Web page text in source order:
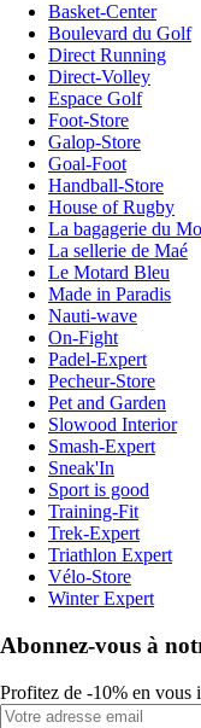
Basket-Center
Boulevard du Golf
Direct Running
Direct-Volley
Espace Golf
Foot-Store
Galop-Store
Goal-Foot
Handball-Store
House of Rugby
La bagagerie du
La sellerie de Maé
Le Motard Bleu
Made in Paradis
Nauti-wave
On-Fight
Padel-Expert
Pecheur-Store
Pet and Garden
Slowood Interior
Smash-Expert
Sneak'In
Sport is good
Training-Fit
Trek-Expert
Triathlon Expert
Vélo-Store
Winter Expert
Abonnez-vous à
Profitez de -10% en vous